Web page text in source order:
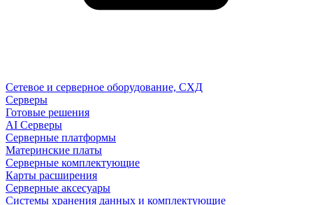
Сетевое и серверное оборудование, СХД
Cерверы
Готовые решения
AI Серверы
Серверные платформы
Материнские платы
Серверные комплектующие
Карты расширения
Серверные аксесуары
Системы хранения данных и комплектующие